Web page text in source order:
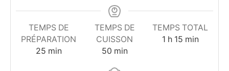
TEMPS DE
PRÉPARATION
25minutes
min
TEMPS DE
CUISSON
50minutes
min
TEMPS TOTAL
1heure
h 15minutes
min